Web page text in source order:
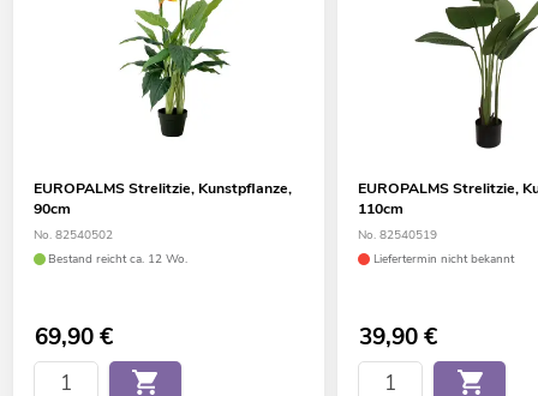
EUROPALMS Strelitzie, Kunstpflanze,
90cm
No. 82540502
Bestand reicht ca. 12 Wo.
69,90€
EUROPALMS Strelitzie,
110cm
No. 82540519
Liefertermin nicht bekannt
39,90€